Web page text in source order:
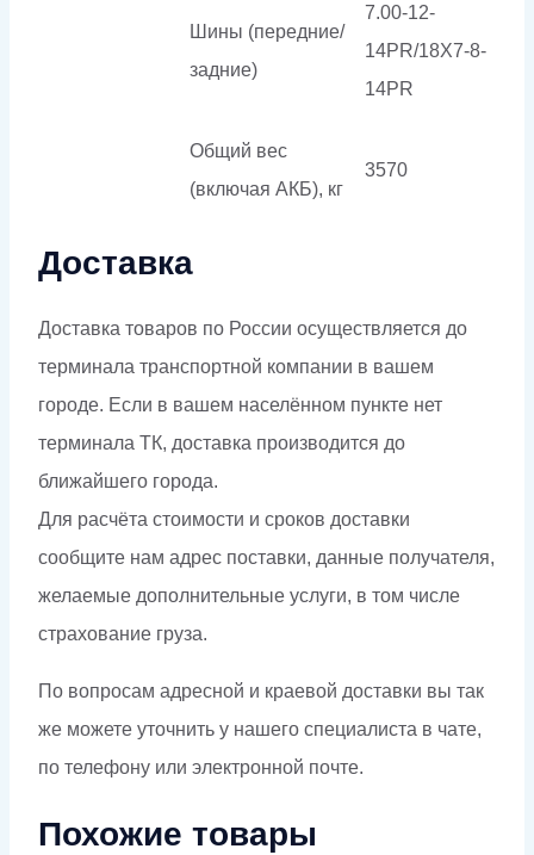
Шины (передние/
задние)
7.00-12-
14PR/18X7-8-
14PR
Общий вес
(включая АКБ), кг
3570
Доставка
Доставка товаров по России осуществляется до
терминала транспортной компании в вашем
городе. Если в вашем населённом пункте нет
терминала ТК, доставка производится до
ближайшего города.
Для расчёта стоимости и сроков доставки
сообщите нам адрес поставки, данные получателя,
желаемые дополнительные услуги, в том числе
страхование груза.
По вопросам адресной и краевой доставки вы так
же можете уточнить у нашего специалиста в чате,
по телефону или электронной почте.
Похожие товары